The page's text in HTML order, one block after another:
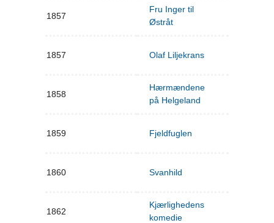
1857
Fru Inger til
Østråt
1857 Olaf Liljekrans
1858
Hærmændene
på Helgeland
1859 Fjeldfuglen
1860 Svanhild
1862
Kjærlighedens
komedie